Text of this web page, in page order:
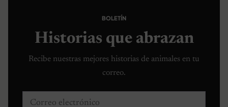
BOLETÍN
Historias que abrazan
Recibe nuestras mejores historias de animales en tu
correo.
Correo electrónico